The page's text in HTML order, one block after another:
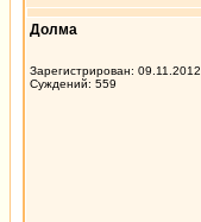
Долма
Зарегистрирован: 09.11.2012
Суждений: 559